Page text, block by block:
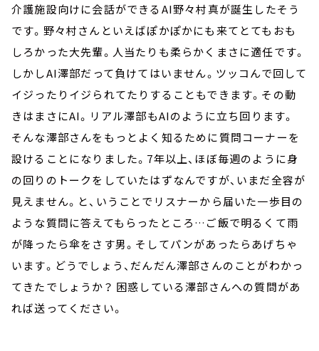
介護施設向けに会話ができるAI野々村真が誕生したそう
です。野々村さんといえばぽかぽかにも来てとてもおも
しろかった大先輩。人当たりも柔らかくまさに適任です。
しかしAI澤部だって負けてはいません。ツッコんで回して
イジったりイジられてたりすることもできます。その動
きはまさにAI。リアル澤部もAIのように立ち回ります。
そんな澤部さんをもっとよく知るために質問コーナーを
設けることになりました。7年以上、ほぼ毎週のように身
の回りのトークをしていたはずなんですが、いまだ全容が
見えません。と、いうことでリスナーから届いた一歩目の
ような質問に答えてもらったところ…ご飯で明るくて雨
が降ったら傘をさす男。そしてパンがあったらあげちゃ
います。どうでしょう、だんだん澤部さんのことがわかっ
てきたでしょうか？ 困惑している澤部さんへの質問があ
れば送ってください。